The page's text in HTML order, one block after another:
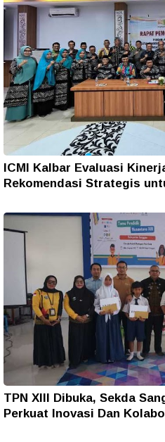
ICMI Kalbar Evaluasi
Rekomendasi Strategis
TPN XIII Dibuka, Sekda
Perkuat Inovasi Dan